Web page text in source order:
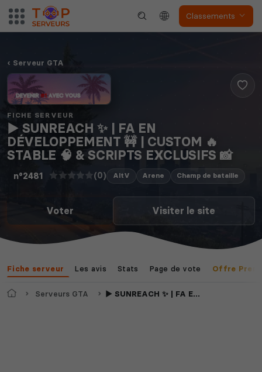
Classements
Serveur GTA
FICHE SERVEUR
▶️ SUNREACH ✨ | FA EN
DÉVELOPPEMENT 🚧 | CUSTOM 🔥
STABLE 🧠 & SCRIPTS EXCLUSIFS 📸
n°2481 (0) AltV Arene Champ de bataille
Voter Visiter le site
Fiche serveur Les avis Stats Page de vote Offre
AccueilServeurs GTA ▶️ SUNREACH ✨ | FA EN DÉVELOPPEMENT 🚧 | CUSTOM 🔥 STABLE 🧠 & SCRIPTS EXCLUSIFS 📸